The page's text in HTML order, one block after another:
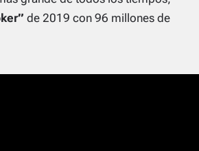
de 2019 con 96 millones de